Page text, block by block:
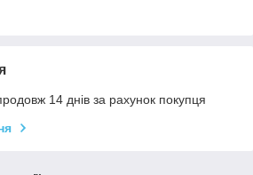
14 днів за рахунок покупця